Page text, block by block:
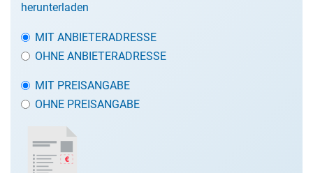
herunterladen
MIT ANBIETERADRESSE
OHNE ANBIETERADRESSE
MIT PREISANGABE
OHNE PREISANGABE